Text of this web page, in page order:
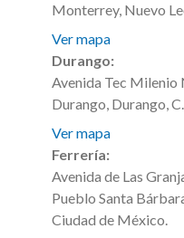
Monterrey, Nuevo
Ver mapa
Durango:
Avenida Tec Milenio
Durango, Durango,
Ver mapa
Ferrería:
Avenida de Las
Pueblo Santa
Ciudad de México.